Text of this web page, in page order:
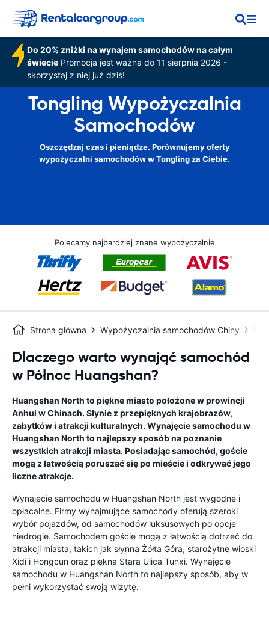
Do 20% zniżki na wynajem samochodów na całym
świeciePromocja jest ważna do 11 sierpnia 2026 -
skorzystaj z niej już dziś!
Tongling Wypożyczalnia
Samochodów
Oszczędzaj czas i pieniądze. Porównujemy oferty
wypożyczalni samochodów w Tongling za Ciebie.
Polecamy najbardziej znane wypożyczalnie
Strona główna Wypożyczalnia samochodów Chiny
Dlaczego warto wynająć samochód
w Północ Huangshan?
Huangshan North to piękne miasto położone w prowincji
Anhui w Chinach. Słynie z przepięknych krajobrazów,
zabytków i atrakcji kulturalnych. Wynajęcie samochodu w
Huangshan North to najlepszy sposób na poznanie
wszystkich atrakcji miasta. Posiadając samochód, goście
mogą z łatwością poruszać się po mieście i odkrywać jego
liczne atrakcje.
Wynajęcie samochodu w Huangshan North jest wygodne i
opłacalne. Firmy wynajmujące samochody oferują szeroki
wybór pojazdów, od samochodów luksusowych po opcje
niedrogie. Samochodem goście mogą z łatwością dotrzeć do
atrakcji miasta, takich jak słynna Żółta Góra, starożytne wioski
Xidi i Hongcun oraz piękna Stara Ulica Tunxi. Wynajęcie
samochodu w Huangshan North to najlepszy sposób, aby w
pełni wykorzystać swoją wizytę.